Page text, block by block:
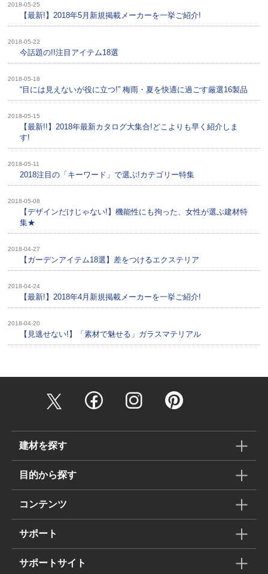
2018-05-25
【最新!】2018年5月新規掲載メーカーを一挙ご紹介!
2018-05-22
今話題の!!注目アイテム18選
2018-05-18
“目には見えないが役に立つ!” 梅雨・夏を快適に過ごす厳選16製品
2018-05-15
【最新!!】2018年最新カタログ大集合!どこよりも早く紹介しま
す!
2018-05-11
2018注目の「キーワード」で選ぶ!カテゴリー特集
2018-05-08
【デザインだけじゃない!】機能性にも拘った、女性が選ぶ建材特
集★
2018-04-27
【ガーデンアイテム18選】差をつけるエクステリア
2018-04-24
【最新!】2018年4月新規掲載メーカーを一挙ご紹介!
2018-04-20
【見逃せない!】「素材で魅せる」ガラスマテリアル
建材を探す
目的から探す
コンテンツ
サポート
サポートサイト